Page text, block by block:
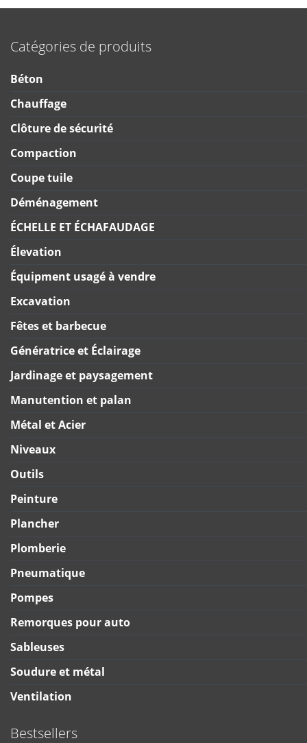
Catégories de produits
Béton
Chauffage
Clôture de sécurité
Compaction
Coupe tuile
Déménagement
ÉCHELLE ET ÉCHAFAUDAGE
Élevation
Équipment usagé à vendre
Excavation
Fêtes et barbecue
Génératrice et Éclairage
Jardinage et paysagement
Manutention et palan
Métal et Acier
Niveaux
Outils
Peinture
Plancher
Plomberie
Pneumatique
Pompes
Remorques pour auto
Sableuses
Soudure et métal
Ventilation
Bestsellers